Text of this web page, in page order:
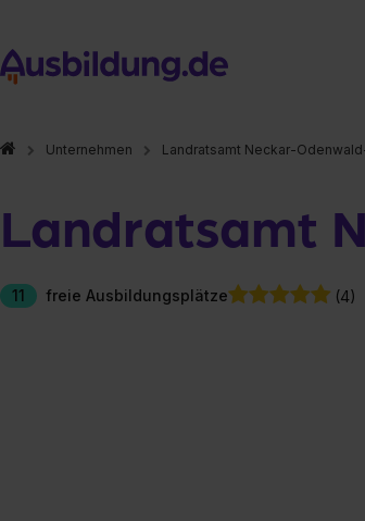
Unternehmen Landratsamt Neckar-
Landratsamt
11 freie Ausbildungsplätze (4)